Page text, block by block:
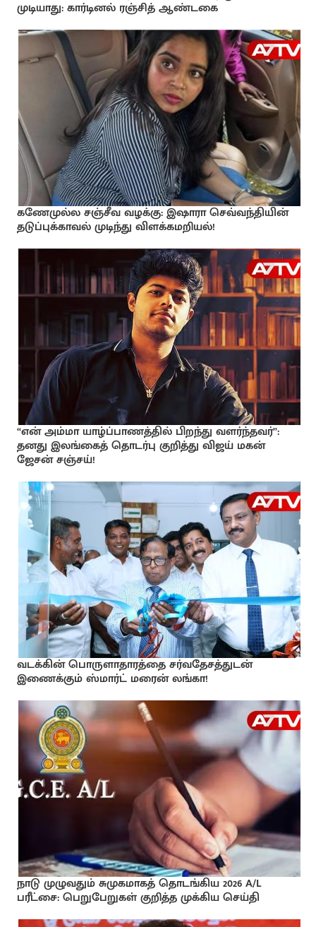
முடியாது: கார்டினல் ரஞ்சித் ஆண்டகை
கணேமுல்ல சஞ்சீவ வழக்கு: இஷாரா செவ்வந்தியின்
தடுப்புக்காவல் முடிந்து விளக்கமறியல்!
“என் அம்மா யாழ்ப்பாணத்தில் பிறந்து வளர்ந்தவர்”:
தனது இலங்கைத் தொடர்பு குறித்து விஜய் மகன்
ஜேசன் சஞ்சய்!
வடக்கின் பொருளாதாரத்தை சர்வதேசத்துடன்
இணைக்கும் ஸ்மார்ட் மரைன் லங்கா!
நாடு முழுவதும் சுமுகமாகத் தொடங்கிய 2026 A/L
பரீட்சை: பெறுபேறுகள் குறித்த முக்கிய செய்தி